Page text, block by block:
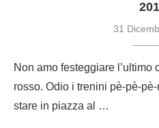
31
Non amo festeggiare l’ultimo
rosso. Odio i trenini pè-pè-
stare in piazza al …